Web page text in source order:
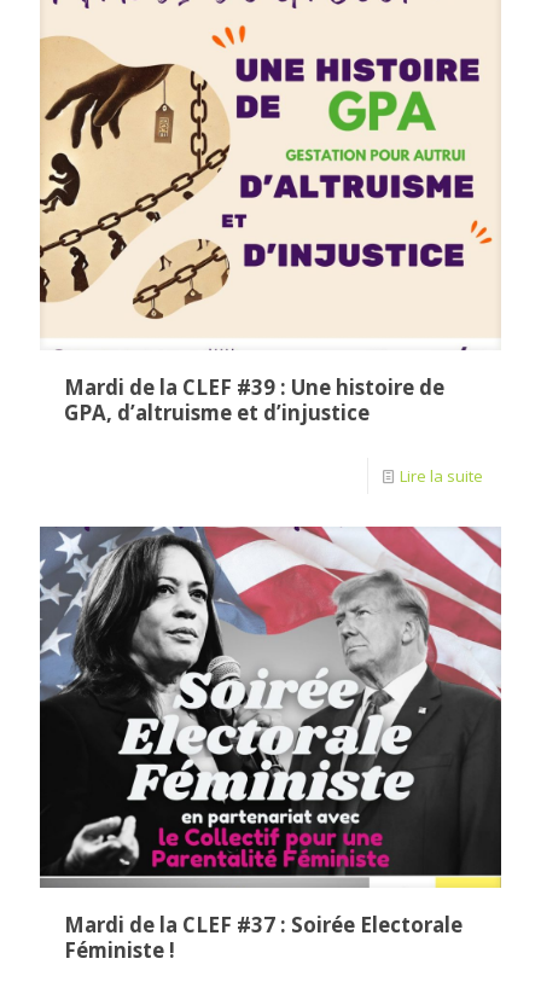
Mardi de la CLEF #39 : Une histoire de
GPA, d’altruisme et d’injustice
Lire la suite
Mardi de la CLEF #37 : Soirée Electorale
Féministe !